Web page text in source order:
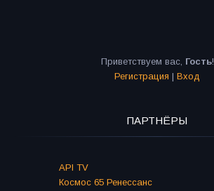
Приветствуем вас, Гость!
Регистрация | Вход
ПАРТНЁРЫ
API TV
Космос 65 Ренессанс